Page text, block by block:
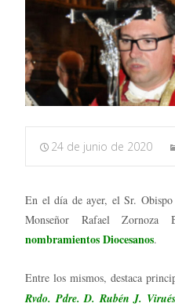
24 de junio de 2020
En el día de ayer, el Sr.
Monseñor Rafael Zornoza
nombramientos Diocesanos.
Entre los mismos, destaca
Rvdo. Pdre. D. Rubén J.